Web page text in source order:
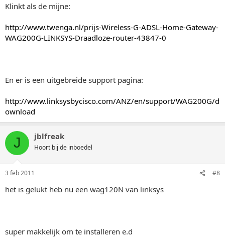
Klinkt als de mijne:
http://www.twenga.nl/prijs-Wireless-G-ADSL-Home-Gateway-
WAG200G-LINKSYS-Draadloze-router-43847-0
En er is een uitgebreide support pagina:
http://www.linksysbycisco.com/ANZ/en/support/WAG200G/d
ownload
J jblfreak
Hoort bij de inboedel
3 feb 2011 #8
het is gelukt heb nu een wag120N van linksys
super makkelijk om te installeren e.d